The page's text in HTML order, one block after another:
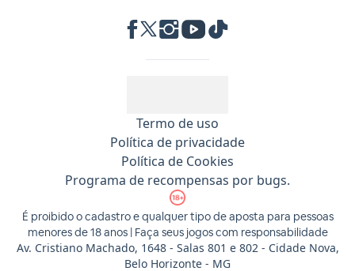
Termo de uso
Política de privacidade
Política de Cookies
Programa de recompensas por bugs.
É proibido o cadastro e qualquer tipo de aposta para pessoas
menores de 18 anos | Faça seus jogos com responsabilidade
Av. Cristiano Machado, 1648 - Salas 801 e 802 - Cidade Nova,
Belo Horizonte - MG